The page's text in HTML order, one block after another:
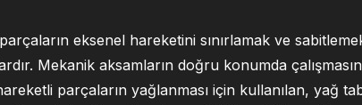
eksenel hareketini sınırlamak ve
Mekanik aksamların doğru konumda
parçaların yağlanması için kullanılan, yağ